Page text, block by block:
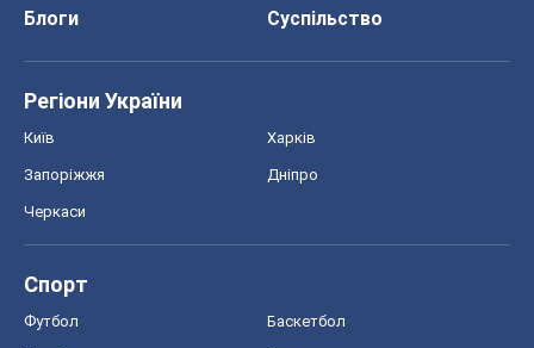
Блоги
Суспільство
Регіони України
Київ Харків
Запоріжжя Дніпро
Черкаси
Спорт
Футбол Баскетбол